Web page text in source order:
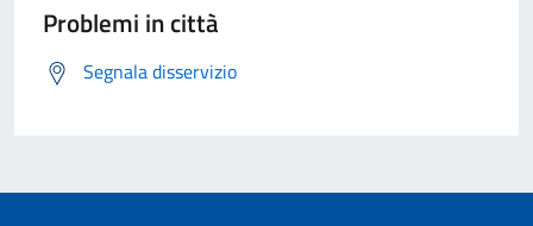
Problemi in città
Segnala disservizio